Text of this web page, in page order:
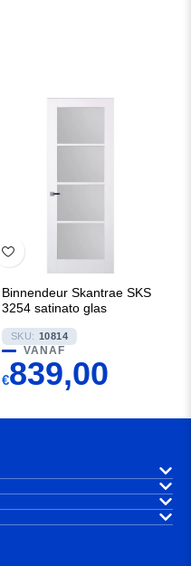
Binnendeur Skantrae SKS
3254 satinato glas
SKU: 10814
VANAF
€839,00